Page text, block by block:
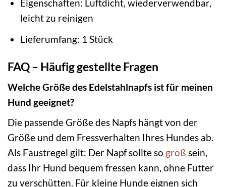
Eigenschaften: Luftdicht, wiederverwendbar,
leicht zu reinigen
Lieferumfang: 1 Stück
FAQ – Häufig gestellte Fragen
Welche Größe des Edelstahlnapfs ist für meinen
Hund geeignet?
Die passende Größe des Napfs hängt von der
Größe und dem Fressverhalten Ihres Hundes ab.
Als Faustregel gilt: Der Napf sollte so groß sein,
dass Ihr Hund bequem fressen kann, ohne Futter
zu verschütten. Für kleine Hunde eignen sich